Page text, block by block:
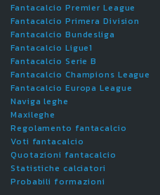
Fantacalcio Premier League
Fantacalcio Primera Division
Fantacalcio Bundesliga
Fantacalcio Ligue1
Fantacalcio Serie B
Fantacalcio Champions League
Fantacalcio Europa League
Naviga leghe
Maxileghe
Regolamento fantacalcio
Voti fantacalcio
Quotazioni fantacalcio
Statistiche calciatori
Probabili formazioni